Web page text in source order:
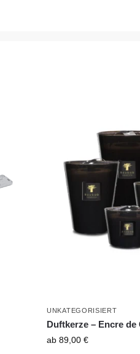
UNKATEGORISIERT
Duftkerze – Encre de
ab89,00€